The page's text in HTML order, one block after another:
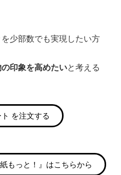
を少部数でも実現したい方
印象を高めたいと考える
を注文する
もっと！』はこちらから